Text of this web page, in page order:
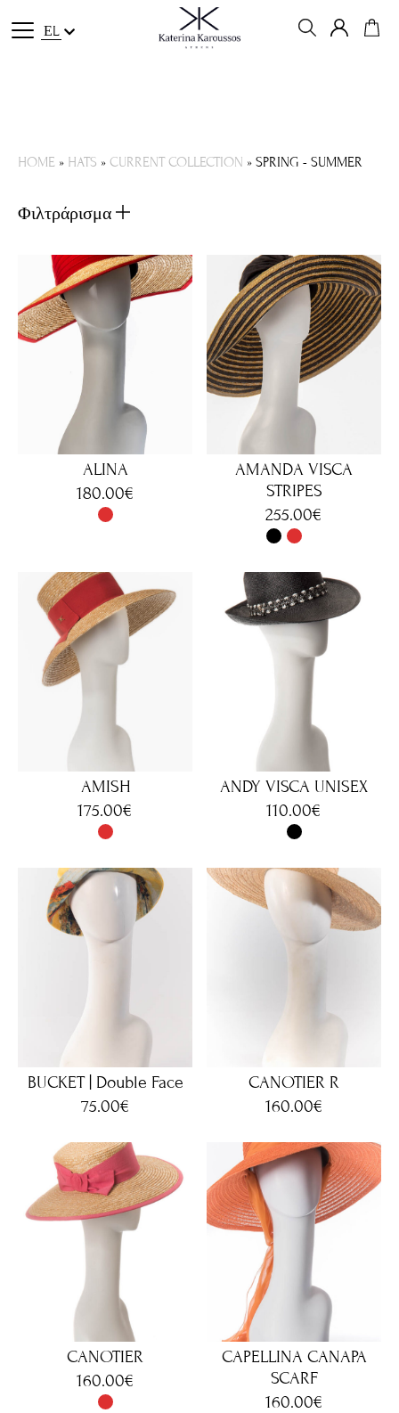
ΕL
HOME » HATS »CURRENT COLLECTION »SPRING - SUMMER
Φιλτράρισμα
ALINA
180.00€
AMANDA VISCA
STRIPES
255.00€
AMISH
175.00€
ANDY VISCA UNISEX
110.00€
BUCKET | Double Face
75.00€
CANOTIER R
160.00€
CANOTIER
160.00€
CAPELLINA CANAPA
SCARF
160.00€